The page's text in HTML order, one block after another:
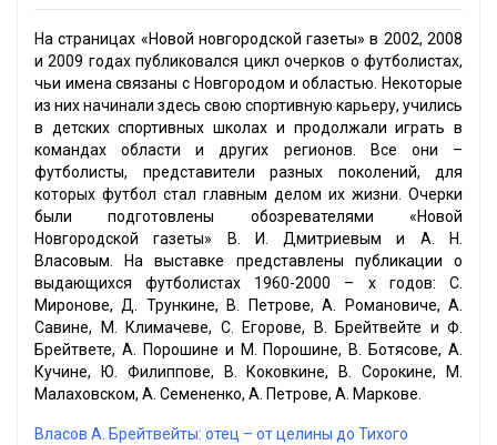
На страницах «Новой новгородской газеты» в 2002, 2008
и 2009 годах публиковался цикл очерков о футболистах,
чьи имена связаны с Новгородом и областью. Некоторые
из них начинали здесь свою спортивную карьеру, учились
в детских спортивных школах и продолжали играть в
командах области и других регионов. Все они –
футболисты, представители разных поколений, для
которых футбол стал главным делом их жизни. Очерки
были подготовлены обозревателями «Новой
Новгородской газеты» В. И. Дмитриевым и А. Н.
Власовым. На выставке представлены публикации о
выдающихся футболистах 1960-2000 – х годов: С.
Миронове, Д. Трункине, В. Петрове, А. Романовиче, А.
Савине, М. Климачеве, С. Егорове, В. Брейтвейте и Ф.
Брейтвете, А. Порошине и М. Порошине, В. Ботясове, А.
Кучине, Ю. Филиппове, В. Коковкине, В. Сорокине, М.
Малаховском, А. Семененко, А. Петрове, А. Маркове.
Власов А. Брейтвейты: отец – от целины до Тихого